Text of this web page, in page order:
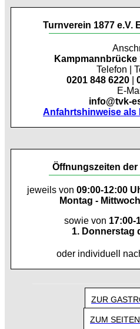
Turnverein 1877 e.V.
Kampmannbrücke
Telefon |
0201 848 6220
E-
info@tvk-
Anfahrtshinweise als
Öffnungszeiten
jeweils von 09:00-12:00
Montag -
sowie von 17:00-
1. Donnerstag
oder individuell
ZUR
ZUM